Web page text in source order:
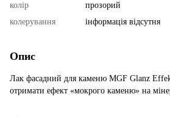
колір
прозорий
колерування
інформація відсутня
Опис
Лак фасадний для каменю MGF Glanz
отримати ефект «мокрого каменю» на